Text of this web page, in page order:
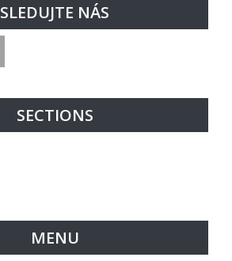
SLEDUJTE NÁS
SECTIONS
MENU